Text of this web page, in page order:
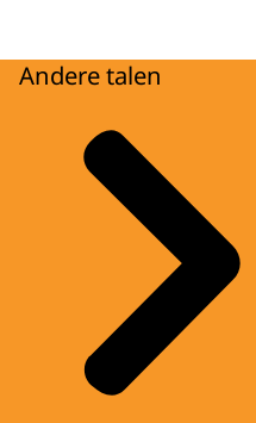
Andere talen